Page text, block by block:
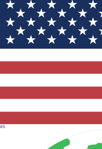
es
primer equipo de
supervisó los
eventos en toda la
retoma el tiempo y
una experiencia más
Spruce son sus